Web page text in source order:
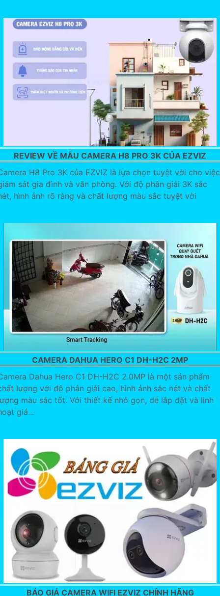
REVIEW VỀ MẪU CAMERA H8 PRO 3K CỦA EZVIZ
H8 Pro 3K của EZVIZ là lựa chọn tuyệt vời cho việc
sát gia đình và văn phòng. Với độ phân giải 3K sắc
hình ảnh rõ ràng và chất lượng màu sắc tuyệt vời
CAMERA DAHUA HERO C1 DH-H2C 2MP
Dahua Hero C1 DH-H2C 2.0MP là một sản phẩm
lượng với độ phân giải cao, hình ảnh sắc nét và chất
màu sắc tốt. Với thiết kế nhỏ gọn, dễ lắp đặt và linh
giá...
BÁO GIÁ CAMERA WIFI EZVIZ CHÍNH HÃNG